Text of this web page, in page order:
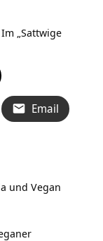
„ Sattwige
Email
und Vegan